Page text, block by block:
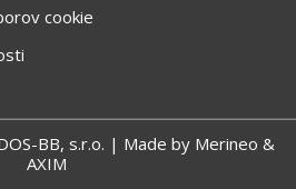
cookie
BB, s.r.o. | Made by Merineo &
AXIM